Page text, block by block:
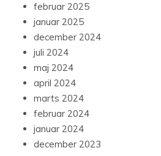
februar 2025
januar 2025
december 2024
juli 2024
maj 2024
april 2024
marts 2024
februar 2024
januar 2024
december 2023